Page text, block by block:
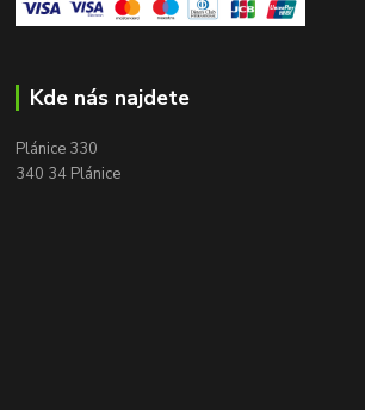
Kde nás najdete
Plánice 330
340 34 Plánice